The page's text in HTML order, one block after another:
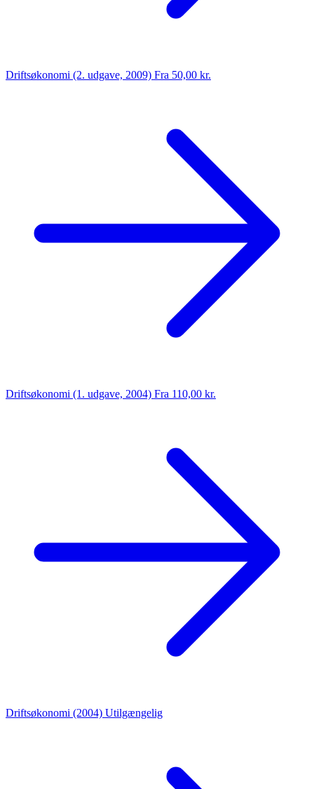
Driftsøkonomi (2. udgave, 2009) Fra 50,00 kr.
Driftsøkonomi (1. udgave, 2004) Fra 110,00 kr.
Driftsøkonomi (2004) Utilgængelig